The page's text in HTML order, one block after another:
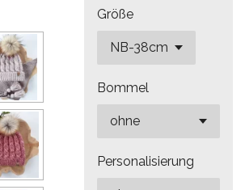
Größe
Bommel
Personalisierung